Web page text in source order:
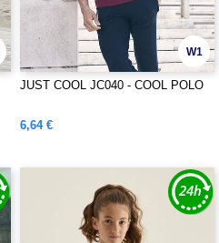
W1
JUST COOL JC040 - COOL POLO
6,64 €